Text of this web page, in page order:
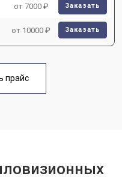
от 7000 ₽ Заказать
от 10000 ₽ Заказать
прайс